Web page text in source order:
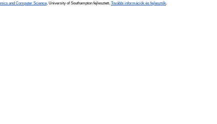
and Computer Science , University of Southampton fejlesztett. További információk és fejlesztők